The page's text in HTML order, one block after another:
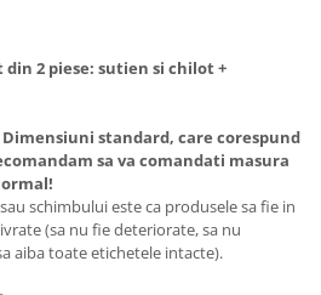
2 piese: sutien si chilot +
standard, care corespund
sa va comandati masura
schimbului este ca produsele sa fie in
(sa nu fie deteriorate, sa nu
aiba toate etichetele intacte).